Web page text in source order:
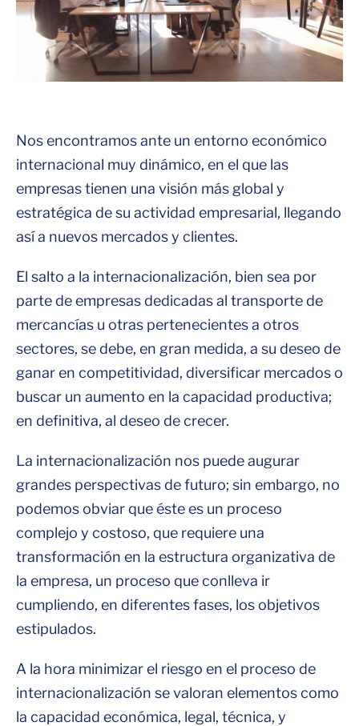
Nos encontramos ante un entorno económico
internacional muy dinámico, en el que las
empresas tienen una visión más global y
estratégica de su actividad empresarial, llegando
así a nuevos mercados y clientes.
El salto a la internacionalización, bien sea por
parte de empresas dedicadas al transporte de
mercancías u otras pertenecientes a otros
sectores, se debe, en gran medida, a su deseo de
ganar en competitividad, diversificar mercados o
buscar un aumento en la capacidad productiva;
en definitiva, al deseo de crecer.
La internacionalización nos puede augurar
grandes perspectivas de futuro; sin embargo, no
podemos obviar que éste es un proceso
complejo y costoso, que requiere una
transformación en la estructura organizativa de
la empresa, un proceso que conlleva ir
cumpliendo, en diferentes fases, los objetivos
estipulados.
A la hora minimizar el riesgo en el proceso de
internacionalización se valoran elementos como
la capacidad económica, legal, técnica, y